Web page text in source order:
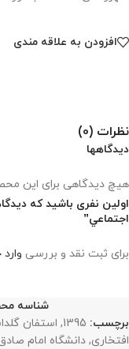
افزودن به علاقه مندی
نظرات (0)
دیدگاهها
هیچ دیدگاهی برای این
اولین نفری باشید که
اجتماعي”
برای ثبت نقد و بررسی
شناسه
برچسب: 1395
, استفان
افتخاری, دانشگاه امام